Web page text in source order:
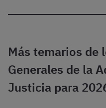
Más temarios de
Generales de la
Justicia para